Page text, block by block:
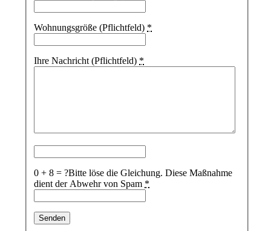
Wohnungsgröße (Pflichtfeld) *
Ihre Nachricht (Pflichtfeld) *
0 + 8 = ?Bitte löse die Gleichung. Diese Maßnahme
dient der Abwehr von Spam *